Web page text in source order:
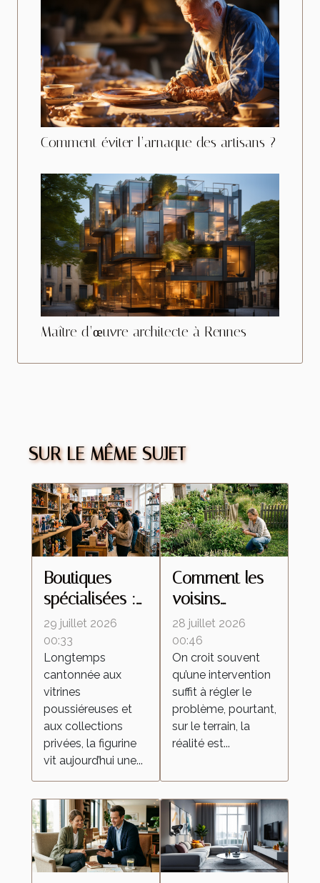
Comment éviter l’arnaque des artisans ?
Maître d’œuvre architecte à Rennes
SUR LE MÊME SUJET
Boutiques
spécialisées :
ces lieux
d’échanges
qui
transforment la
culture de la
figurine
29 juillet 2026
00:33
Longtemps
cantonnée aux
vitrines
poussiéreuses et
aux collections
privées, la figurine
vit aujourd’hui une...
Comment les
voisins
influencent le
retour des
insectes
malgré une
intervention
locale
28 juillet 2026
00:46
On croit souvent
qu’une intervention
suffit à régler le
problème, pourtant,
sur le terrain, la
réalité est...